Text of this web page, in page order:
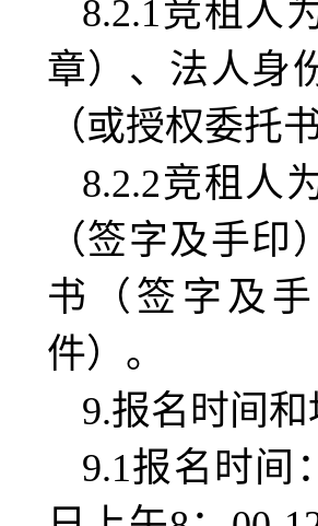
8.2.1竞租人
章）、法人身
（或授权委托
8.2.2竞租人
（签字及手
书（签字及
件）。
9.报名时间
9.1报名时间